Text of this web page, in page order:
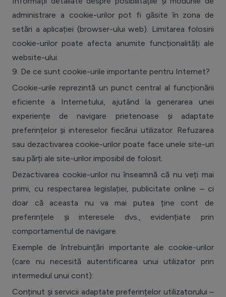
administrare a cookie-urilor pot fi găsite în zona de
setări a aplicației (browser-ului web). Limitarea folosirii
cookie-urilor poate afecta anumite funcționalități ale
website-ului.
9. De ce sunt cookie-urile importante pentru Internet?
Cookie-urile reprezintă un punct central al funcționării
eficiente a Internetului, ajutând la generarea unei
experiențe de navigare prietenoase și adaptate
preferințelor și intereselor fiecărui utilizator. Refuzarea
sau dezactivarea cookie-urilor poate face unele site-uri
sau părți ale site-urilor imposibil de folosit.
Dezactivarea cookie-urilor nu înseamnă că nu veți mai
primi, cu respectarea legislației, publicitate online – ci
doar că aceasta nu va mai putea ține cont de
preferințele și interesele dvs., evidențiate prin
comportamentul de navigare.
Exemple de întrebuințări importante ale cookie-urilor
(care nu necesită autentificarea unui utilizator prin
intermediul unui cont):
Conținut și servicii adaptate preferințelor utilizatorului –